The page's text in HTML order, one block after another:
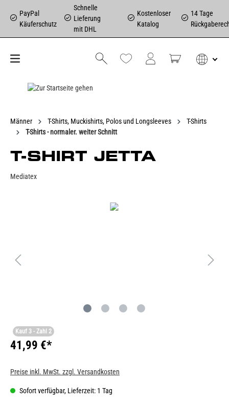
PayPal
Käuferschutz
Schnelle
Lieferung
mit DHL
Kostenloser
Katalog
14 Tage
Männer T-Shirts, Muckishirts, Polos und Longsleeves
T-Shirts
T-Shirts - normaler. weiter Schnitt
T-SHIRT JETTA
Mediatex
Kauf 3 - Zahl 2
41,99 €*
Preise inkl. MwSt. zzgl. Versandkosten
Sofort verfügbar, Lieferzeit: 1 Tag